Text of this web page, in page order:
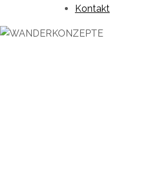
Kontakt